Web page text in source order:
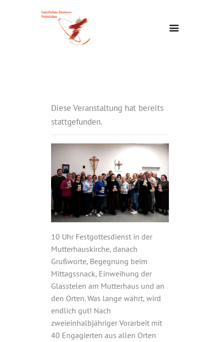
Diese Veranstaltung hat bereits
stattgefunden.
10 Uhr Festgottesdienst in der
Mutterhauskirche, danach
Grußworte, Begegnung beim
Mittagssnack, Einweihung der
Glasstelen am Mutterhaus und an
den Orten. Was lange währt, wird
endlich gut! Nach
zweieinhalbjähriger Vorarbeit mit
40 Engagierten aus allen Orten